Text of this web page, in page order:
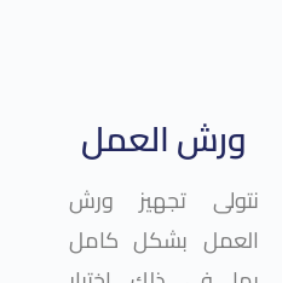
ورش العمل
نتولى تجهيز ورش
العمل بشكل كامل